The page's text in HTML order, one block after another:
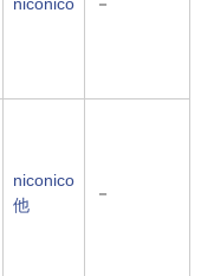
niconico
他
－